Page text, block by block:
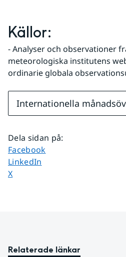
Källor:
- Analyser och observationer
meteorologiska institutens
ordinarie globala
Internationella
Dela sidan på:
Dela sidan på
Facebook
Dela sidan på
LinkedIn
Dela sidan på
X
Relaterade länkar